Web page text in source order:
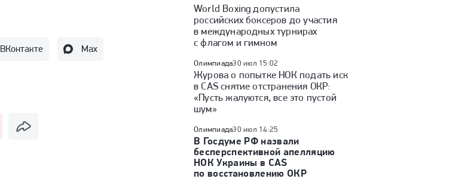
ВКонтакте Max
World Boxing допустила
российских боксеров до участия
в международных турнирах
с флагом и гимном
Олимпиада30 июл 15:02
Журова о попытке НОК подать иск
в CAS снятие отстранения ОКР:
«Пусть жалуются, все это пустой
шум»
Олимпиада30 июл 14:25
В Госдуме РФ назвали
бесперспективной апелляцию
НОК Украины в CAS
по восстановлению ОКР